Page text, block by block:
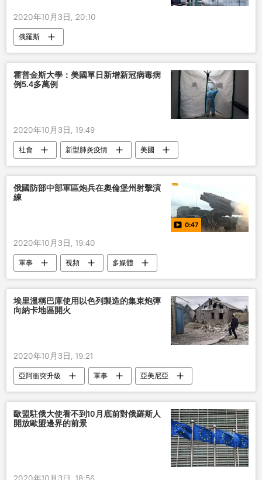
2020年10月3日, 20:10
俄羅斯
霍普金斯大學：美國單日新增新冠病毒病
例5.4多萬例
2020年10月3日, 19:49
社會 新型肺炎疫情
美國
新冠病毒
病例
俄國防部中部軍區炮兵在奧倫堡州射擊演
練
0:47
2020年10月3日, 19:40
軍事 視頻 多媒體
埃里溫稱巴庫使用以色列製造的集束炮彈
向納卡地區開火
2020年10月3日, 19:21
亞阿衝突升級 軍事
亞美尼亞
阿塞拜疆
以色列
炮彈
納戈爾諾-卡拉巴赫
歐盟駐俄大使看不到10月底前對俄羅斯人
開放歐盟邊界的前景